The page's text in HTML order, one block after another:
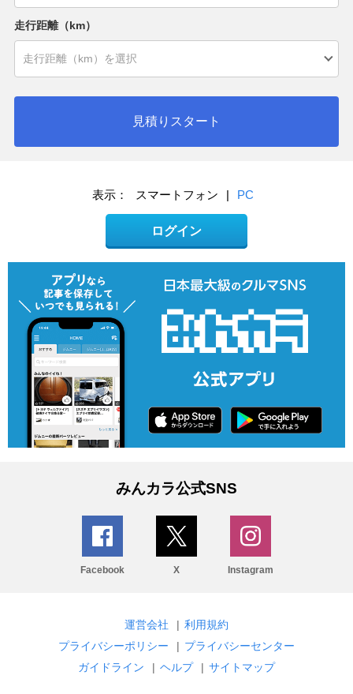
走行距離（km）
見積りスタート
表示： スマートフォン | PC
ログイン
みんカラ公式SNS
Facebook X Instagram
運営会社 | 利用規約
プライバシーポリシー
| プライバシーセンター
ガイドライン
| ヘルプ | サイトマップ